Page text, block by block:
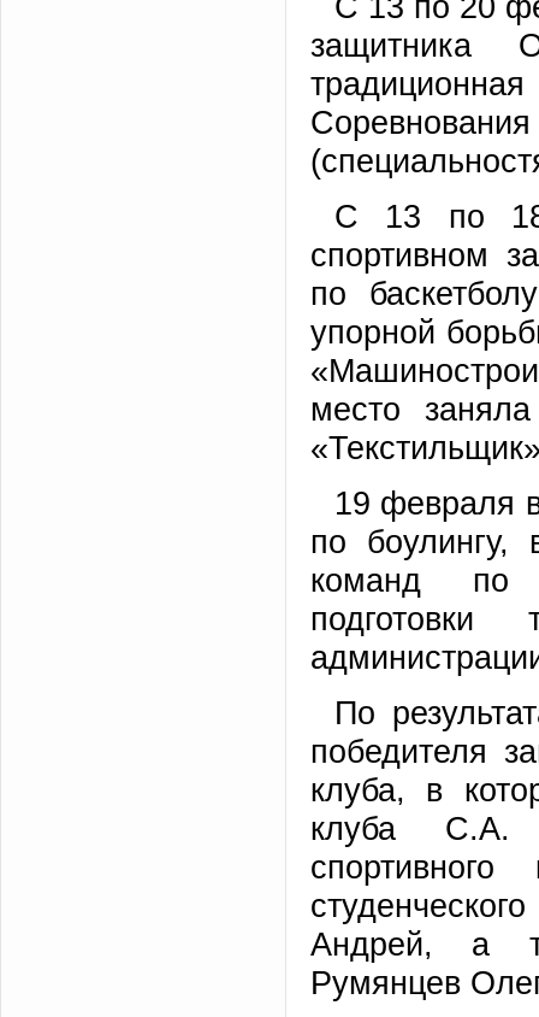
защитника
С 13 по 18
спортивном
по
упорной
место
19 февраля
по боулингу,
команд по
По
победителя
клуба, в
клуба С.А.
Андрей, а
Румянцев